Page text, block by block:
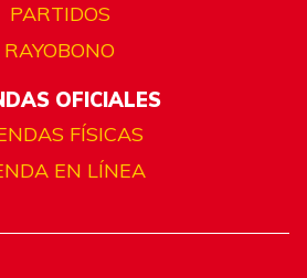
PARTIDOS
RAYOBONO
OFICIALES
FÍSICAS
EN LÍNEA